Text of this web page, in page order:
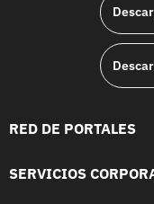
RED DE PORTALES
SERVICIOS